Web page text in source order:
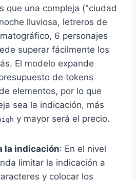
que una compleja ("ciudad
lluviosa, letreros de
6 personajes
superar fácilmente los
El modelo expande
de tokens
elementos, por lo que
sea la indicación, más
y mayor será el precio.
la indicación: En el nivel
limitar la indicación a
y colocar los